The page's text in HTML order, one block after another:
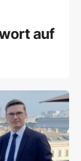
auf